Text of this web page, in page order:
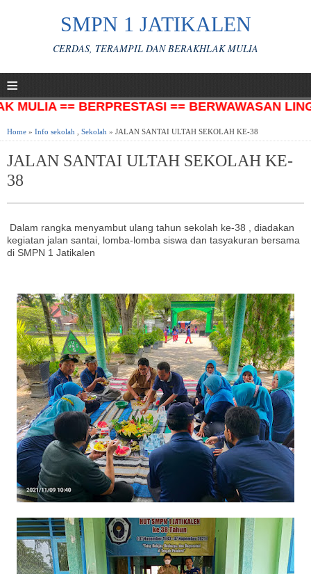
SMPN 1 JATIKALEN
CERDAS, TERAMPIL DAN BERAKHLAK MULIA
≡
== BERPRESTASI == BERWAWASAN
Home » Info sekolah Sekolah » JALAN SANTAI ULTAH SEKOLAH KE-38
JALAN SANTAI ULTAH SEKOLAH KE-
38
Dalam rangka menyambut ulang tahun sekolah ke-38 , diadakan
kegiatan jalan santai, lomba-lomba siswa dan tasyakuran bersama
di SMPN 1 Jatikalen